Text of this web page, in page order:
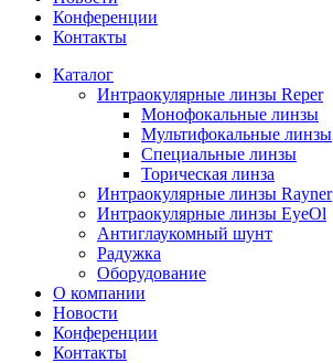
Конференции
Контакты
Каталог
Интраокулярные линзы Reper
Монофокальные линзы
Мультифокальные линзы
Специальные линзы
Торическая линза
Интраокулярные линзы Rayner
Интраокулярные линзы EyeOl
Антиглаукомный шунт
Радужка
Оборудование
О компании
Новости
Конференции
Контакты